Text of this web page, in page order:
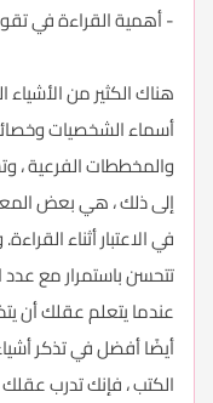
- أهمية القراءة في
هناك الكثير من الأشياء
أسماء الشخصيات
والمخططات الفرعية ،
إلى ذلك ، هي بعض
في الاعتبار أثناء
تتحسن باستمرار مع عدد
عندما يتعلم عقلك أن
أيضًا أفضل في تذكر
الكتب ، فإنك تدرب